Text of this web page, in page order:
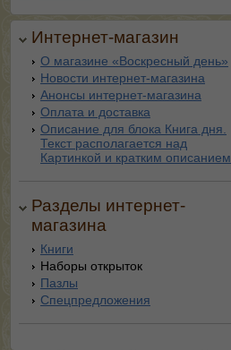
Интернет-магазин
О магазине «Воскресный день»
Новости интернет-магазина
Анонсы интернет-магазина
Оплата и доставка
Описание для блока Книга дня.
Текст располагается над
Картинкой и кратким описанием
Разделы интернет-
магазина
Книги
Наборы открыток
Пазлы
Спецпредложения